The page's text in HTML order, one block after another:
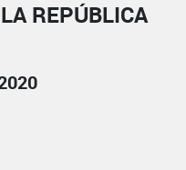
REPÚBLICA